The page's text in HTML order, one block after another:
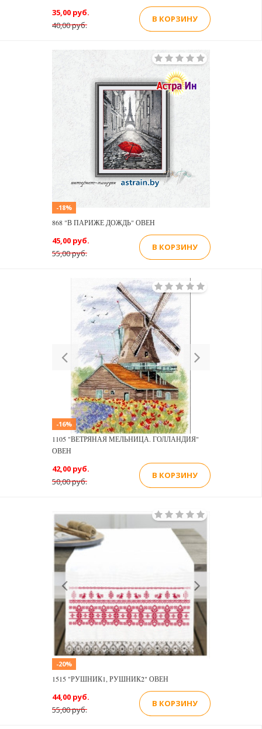
40,00 руб.
35,00 руб.
В КОРЗИНУ
-18%
868 "В ПАРИЖЕ ДОЖДЬ" ОВЕН
55,00 руб.
45,00 руб.
В КОРЗИНУ
Previous
-16%
1105 "ВЕТРЯНАЯ МЕЛЬНИЦА. ГОЛЛАНДИЯ"
ОВЕН
50,00 руб.
42,00 руб.
В КОРЗИНУ
-20%
1515 "РУШНИК1, РУШНИК2" ОВЕН
55,00 руб.
44,00 руб.
В КОРЗИНУ